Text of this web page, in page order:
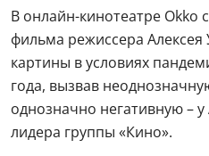
В онлайн-кинотеатре Okko
фильма режиссера
картины в условиях
года, вызвав
однозначно негативную –
лидера группы «Кино».